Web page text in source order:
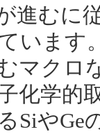
進むに
います
マクロ
化学的
SiやGe